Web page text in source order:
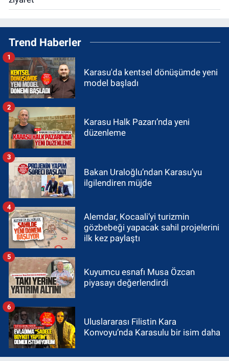
Trend Haberler
Karasu'da kentsel dönüşümde yeni
model başladı
1
Karasu Halk Pazarı’nda yeni
düzenleme
2
Bakan Uraloğlu’ndan Karasu’yu
ilgilendiren müjde
3
Alemdar, Kocaali’yi turizmin
gözbebeği yapacak sahil projelerini
ilk kez paylaştı
4
Kuyumcu esnafı Musa Özcan
piyasayı değerlendirdi
5
Uluslararası Filistin Kara
Konvoyu’nda Karasulu bir isim daha
6